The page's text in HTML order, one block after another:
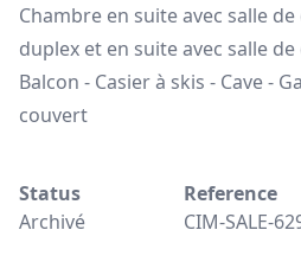
Chambre en suite avec salle
duplex et en suite avec salle de
Balcon - Casier à skis - Cave -
couvert
Status
Archivé
Reference
CIM-SALE-